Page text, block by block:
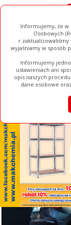
Informujemy, że w
Osobowych
r.zaktualizowaliśmy
wyjaśniamy w sposób
Informujemy
ustawieniach ani
opis naszych
dane osobowe
Ogłoszenia